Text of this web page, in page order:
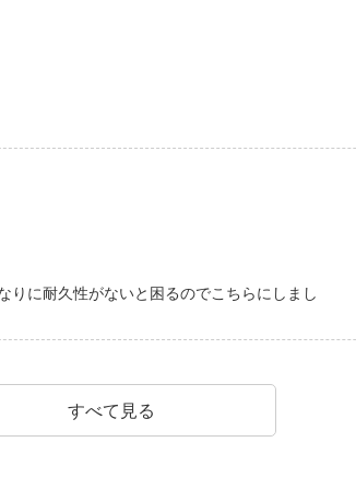
りに耐久性がないと困るのでこちらにしまし
すべて見る